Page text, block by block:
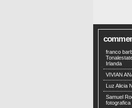
franco
Irlanda
VIVIAN
Luz Alicia
Samuel
fotografica